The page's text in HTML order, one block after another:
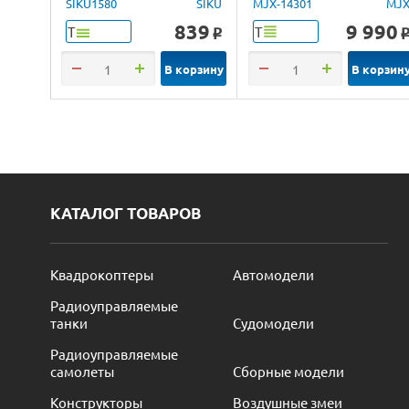
Т 839 o
В корзину
LED 1/14 RTR
Т 9 990 o
В
КАТАЛОГ ТОВАРОВ
Квадрокоптеры
Автомодели
Радиоуправляемые
танки
Судомодели
Радиоуправляемые
самолеты
Сборные модели
Конструкторы
Воздушные змеи